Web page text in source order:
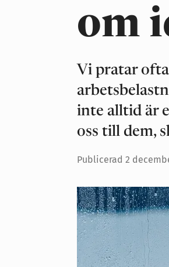
om
Vi pratar
inte alltid är
oss till dem,
Publicerad 2